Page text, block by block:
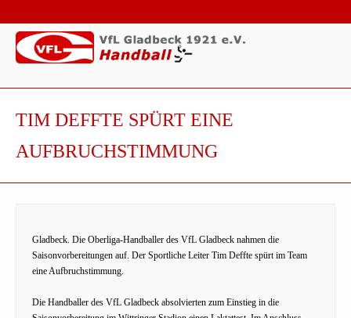
TIM DEFFTE SPÜRT EINE
AUFBRUCHSTIMMUNG
Gladbeck. Die Oberliga-Handballer des VfL Gladbeck nahmen die
Saisonvorbereitungen auf. Der Sportliche Leiter Tim Deffte spürt im Team
eine Aufbruchstimmung.
Die Handballer des VfL Gladbeck absolvierten zum Einstieg in die